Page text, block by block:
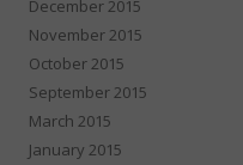
December 2015
November 2015
October 2015
September 2015
March 2015
January 2015